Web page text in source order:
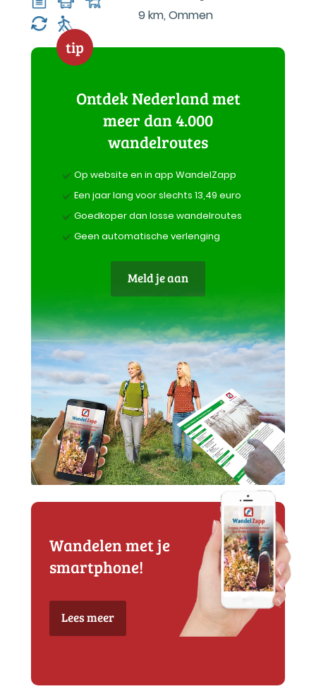
9 km, Ommen
tip
Ontdek Nederland met
meer dan 4.000
wandelroutes
Op website en in app WandelZapp
Een jaar lang voor slechts 13,49 euro
Goedkoper dan losse wandelroutes
Geen automatische verlenging
Meld je aan
Wandelen met je
smartphone!
Lees meer